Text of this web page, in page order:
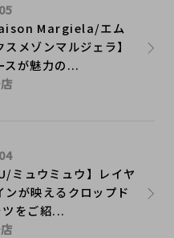
Margiela/エム
メゾンマルジェラ】
スが魅力の...
ミュウミュウ】レイヤ
ンが映えるクロップド
をご紹...